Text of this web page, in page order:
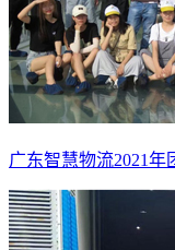
广东智慧物流2021年